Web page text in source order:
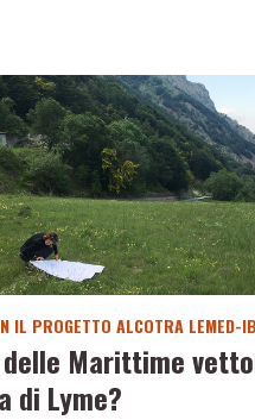
IL PROGETTO ALCOTRA LEMED-
delle Marittime
di Lyme?